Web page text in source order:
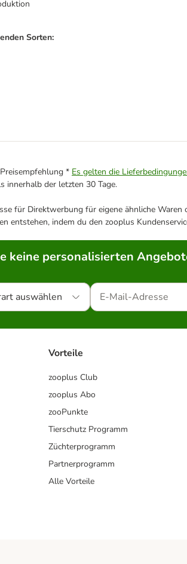
Sorten:
* Es gelten die
innerhalb der letzten 30 Tage.
für Direktwerbung für eigene ähnliche
entstehen, indem du den zooplus
keine personalisierten
auswählen
Vorteile
zooplus Club
zooplus Abo
zooPunkte
Tierschutz Programm
Züchterprogramm
Partnerprogramm
Alle Vorteile